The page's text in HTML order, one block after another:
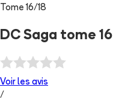
Tome16/18
DC Saga tome 16
Voir les avis
/